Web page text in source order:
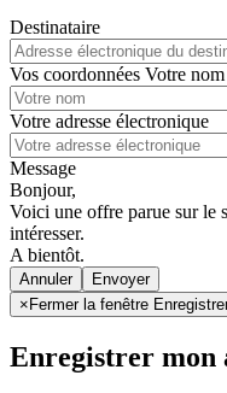
Destinataire
Vos coordonnées Votre nom
Votre adresse électronique
Message
Bonjour,
Voici une offre parue sur le
intéresser.
A bientôt.
Annuler
× Fermer la fenêtre
Enregistrer mon